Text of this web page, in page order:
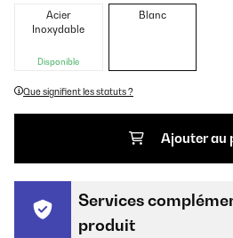
Acier
Inoxydable
Disponible
Blanc
Que signifient les statuts ?
Ajouter au
Services
produit